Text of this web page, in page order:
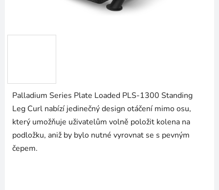
Palladium Series Plate Loaded PLS-1300 Standing
Leg Curl nabízí jedinečný design otáčení mimo osu,
který umožňuje uživatelům volně položit kolena na
podložku, aniž by bylo nutné vyrovnat se s pevným
čepem.